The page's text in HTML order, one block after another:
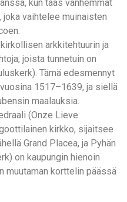
kun taas vanhemmat
joka vaihtelee muinaisten
arkkitehtuurin ja
joista tunnetuin on
Tämä edesmennyt
1517–1639, ja siellä
maalauksia.
(Onze Lieve
kirkko, sijaitsee
Grand Placea, ja Pyhän
on kaupungin hienoin
muutaman korttelin päässä